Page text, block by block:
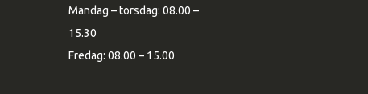
Mandag – torsdag: 08.00 –
15.30
Fredag: 08.00 – 15.00